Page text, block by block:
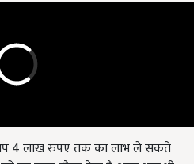
4 लाख रुपए तक का लाभ ले सकते